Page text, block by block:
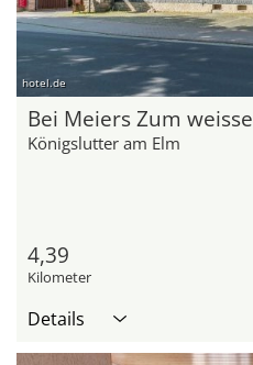
hotel.de
Bei Meiers Zum
Königslutter am Elm
4,39
Kilometer
Details